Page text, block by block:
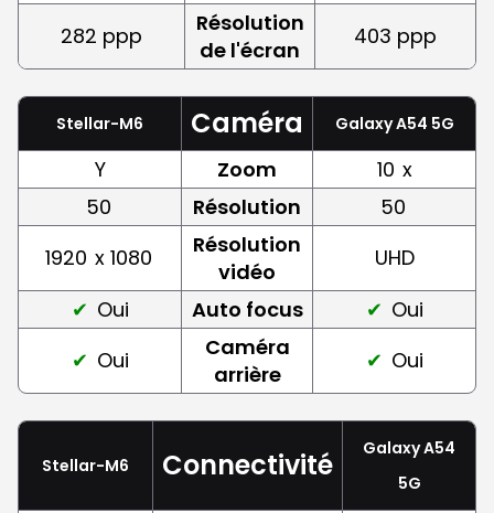
282 ppp
Résolution
de l'écran
403 ppp
Stellar-M6 Caméra Galaxy A54 5G
Y Zoom 10 x
50
Résolution
50
1920 x 1080
Résolution
vidéo
UHD
Oui
Auto focus
Oui
Oui
Caméra
arrière
Oui
Stellar-M6 Connectivité
Galaxy A54
5G